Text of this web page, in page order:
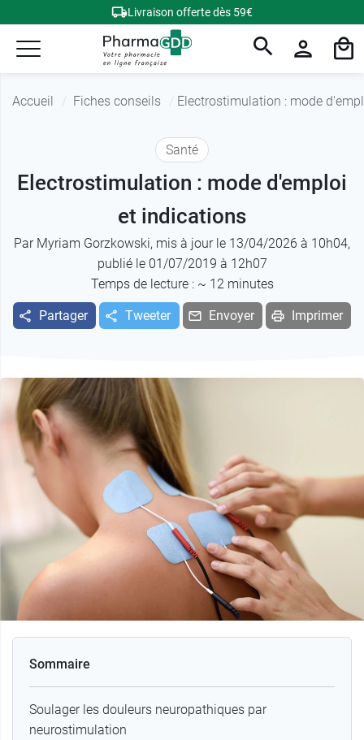
Livraison offerte dès 59€
Accueil Fiches conseils Electrostimulation : mode
Santé
Electrostimulation : mode d'emploi
et indications
Par Myriam Gorzkowski, mis à jour le 13/04/2026 à 10h04,
publié le 01/07/2019 à 12h07
Temps de lecture : ~ 12minutes
Partager Tweeter Envoyer Imprimer
Sommaire
Soulager les douleurs neuropathiques par
neurostimulation